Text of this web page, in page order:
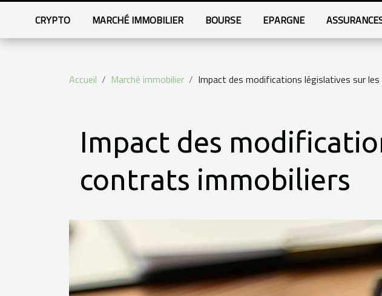
CRYPTO MARCHÉ IMMOBILIER BOURSE EPARGNE
Accueil Marché immobilier Impact des modifications législatives sur
Impact des
contrats immobiliers